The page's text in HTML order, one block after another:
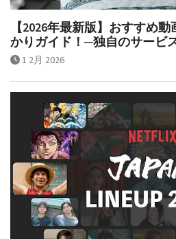
【2026年最新版】おすすめ
かりガイド！─独自のサービ
1 2月 2026